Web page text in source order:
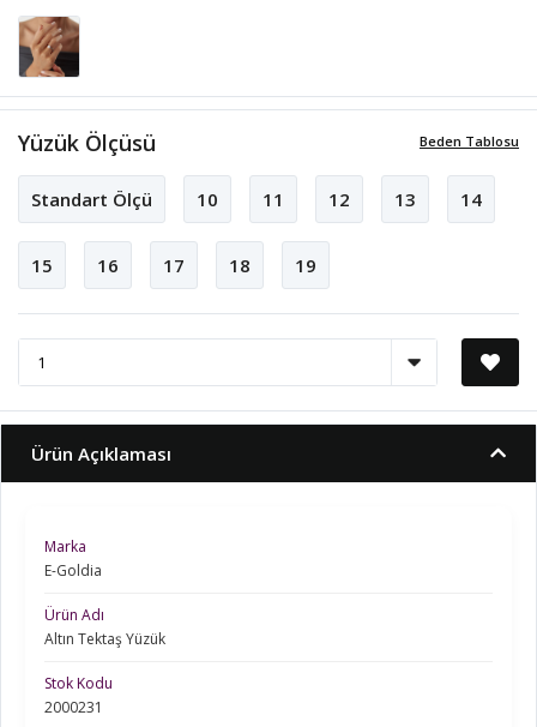
Beden Tablosu
Yüzük Ölçüsü
Standart Ölçü 10 11 12 13 14
15 16 17 18 19
Ürün Açıklaması
Marka
E-Goldia
Ürün Adı
Altın Tektaş Yüzük
Stok Kodu
2000231